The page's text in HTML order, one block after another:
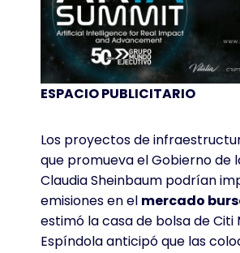
ESPACIO PUBLICITARIO
Los proyectos de
que promueva el Gobierno de
Claudia Sheinbaum podrían
emisiones en el mercado
estimó la casa de bolsa de Citi
Espíndola anticipó que las